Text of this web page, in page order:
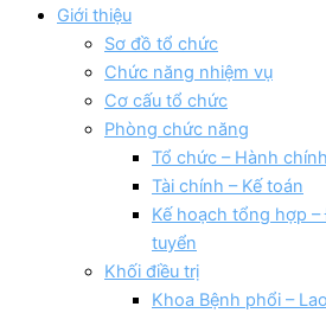
Giới thiệu
Sơ đồ tổ chức
Chức năng nhiệm vụ
Cơ cấu tổ chức
Phòng chức năng
Tổ chức – Hành chính
Tài chính – Kế toán
Kế hoạch tổng hợp
tuyển
Khối điều trị
Khoa Bệnh phổi –